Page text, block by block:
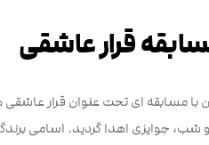
قرار عاشقی
مسابقه ای تحت عنوان قرار عاشقی
شب، جوایزی اهدا گردید. اسامی